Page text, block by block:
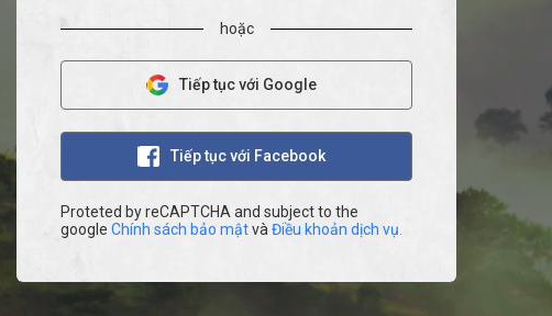
hoặc
Tiếp tục với Google
Tiếp tục với Facebook
Proteted by reCAPTCHA and subject to the
google Chính sách bảo mậtvà Điều khoản dịch vụ.